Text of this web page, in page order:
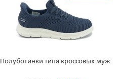
Полуботинки типа кроссовых муж